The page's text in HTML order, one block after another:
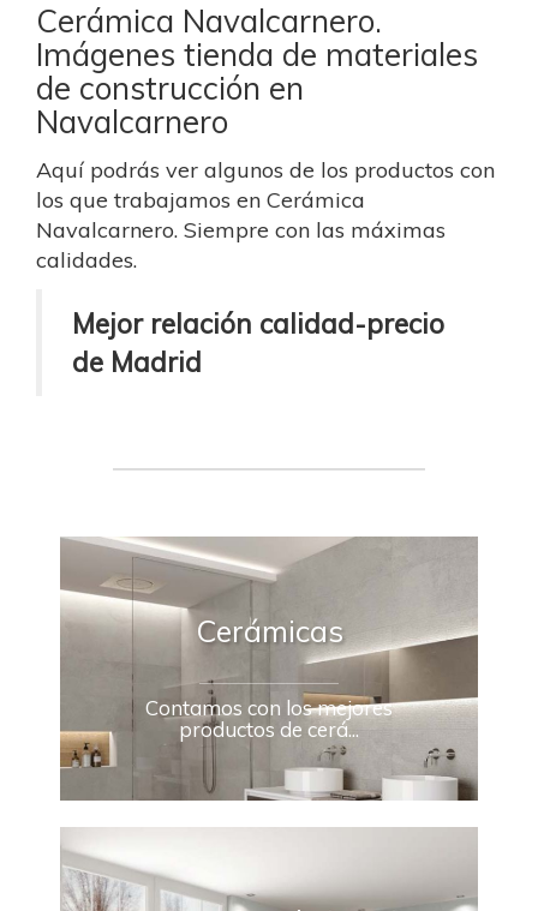
Cerámica Navalcarnero.
Imágenes tienda de materiales
de construcción en
Navalcarnero
Aquí podrás ver algunos de los productos con
los que trabajamos en Cerámica
Navalcarnero. Siempre con las máximas
calidades.
Mejor relación calidad-precio
de Madrid
Cerámicas
Contamos con los mejores
productos de cerá...